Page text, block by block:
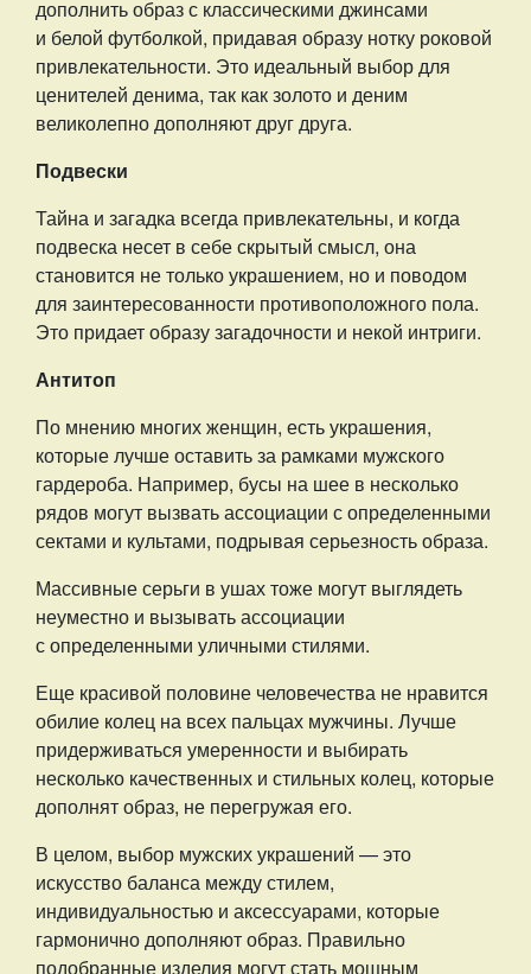
дополнить образ с классическими джинсами
и белой футболкой, придавая образу нотку роковой
привлекательности. Это идеальный выбор для
ценителей денима, так как золото и деним
великолепно дополняют друг друга.
Подвески
Тайна и загадка всегда привлекательны, и когда
подвеска несет в себе скрытый смысл, она
становится не только украшением, но и поводом
для заинтересованности противоположного пола.
Это придает образу загадочности и некой интриги.
Антитоп
По мнению многих женщин, есть украшения,
которые лучше оставить за рамками мужского
гардероба. Например, бусы на шее в несколько
рядов могут вызвать ассоциации с определенными
сектами и культами, подрывая серьезность образа.
Массивные серьги в ушах тоже могут выглядеть
неуместно и вызывать ассоциации
с определенными уличными стилями.
Еще красивой половине человечества не нравится
обилие колец на всех пальцах мужчины. Лучше
придерживаться умеренности и выбирать
несколько качественных и стильных колец, которые
дополнят образ, не перегружая его.
В целом, выбор мужских украшений — это
искусство баланса между стилем,
индивидуальностью и аксессуарами, которые
гармонично дополняют образ. Правильно
подобранные изделия могут стать мощным